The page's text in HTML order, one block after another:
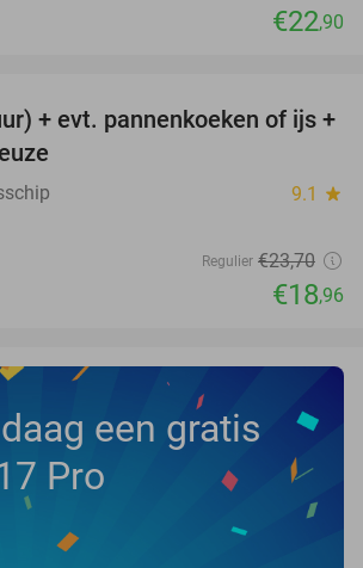
€22,90
20%
+ evt. pannenkoeken of ijs +
9.1 star
Regulier €23,70
€18,96
een gratis
Pro